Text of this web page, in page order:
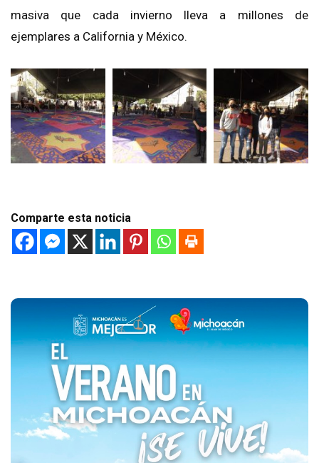
masiva que cada invierno lleva a millones de
ejemplares a California y México.
Comparte esta noticia